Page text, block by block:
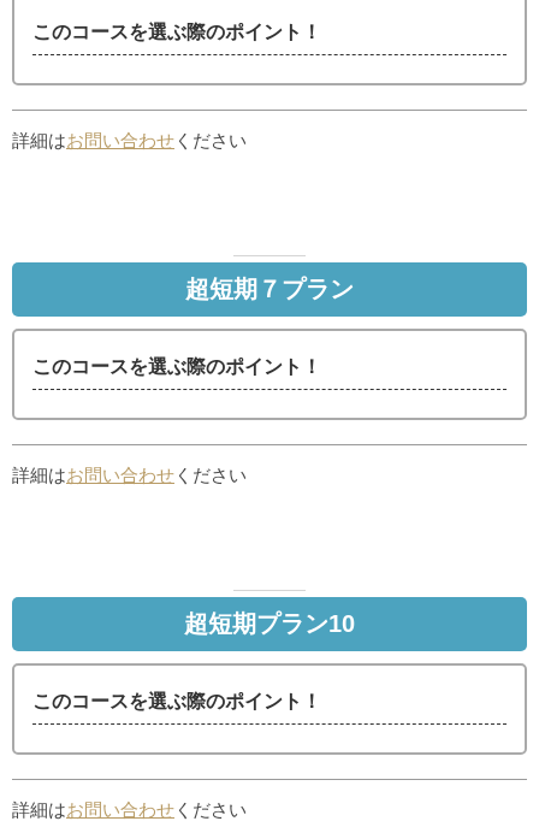
このコースを選ぶ際のポイント！
詳細はお問い合わせ ください
超短期７プラン
このコースを選ぶ際のポイント！
詳細はお問い合わせ ください
超短期プラン10
このコースを選ぶ際のポイント！
詳細はお問い合わせ ください